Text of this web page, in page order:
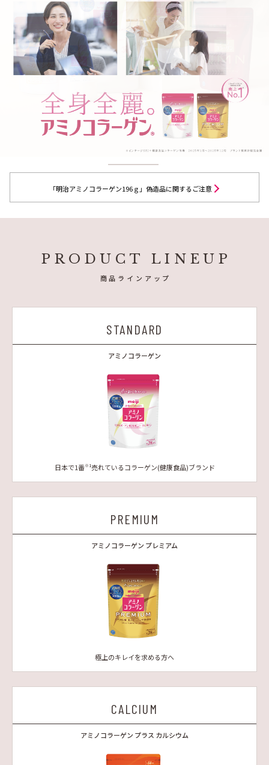
「明治アミノコラーゲン196ｇ」偽造品に関するご注意
PRODUCT LINEUP
商品ラインアップ
STANDARD
アミノコラーゲン
日本で1番※1売れているコラーゲン(健康食品)ブランド
PREMIUM
アミノコラーゲン プレミアム
極上のキレイを求める方へ
CALCIUM
アミノコラーゲン プラス カルシウム